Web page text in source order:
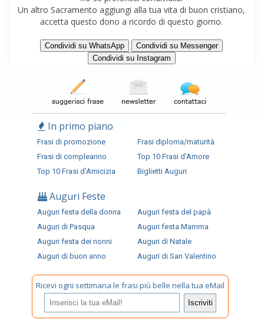
Un altro Sacramento aggiungi alla tua vita di buon cristiano,
accetta questo dono a ricordo di questo giorno.
Condividi su WhatsApp
Condividi su Messenger
Condividi su Instagram
In primo piano
Frasi di promozione
Frasi diploma/maturità
Frasi di compleanno
Top 10 Frasi d'Amore
Top 10 Frasi d'Amicizia
Biglietti Auguri
Auguri Feste
Auguri festa della donna
Auguri festa del papà
Auguri di Pasqua
Auguri festa Mamma
Auguri festa dei nonni
Auguri di Natale
Auguri di buon anno
Auguri di San Valentino
Ricevi ogni settimana le frasi più belle nella tua eMail